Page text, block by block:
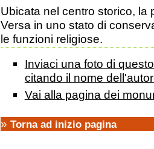
Ubicata nel centro storico, la
Versa in uno stato di
le funzioni religiose.
Inviaci una foto di
citando il nome
Vai alla pagina dei
» Torna ad inizio pagina